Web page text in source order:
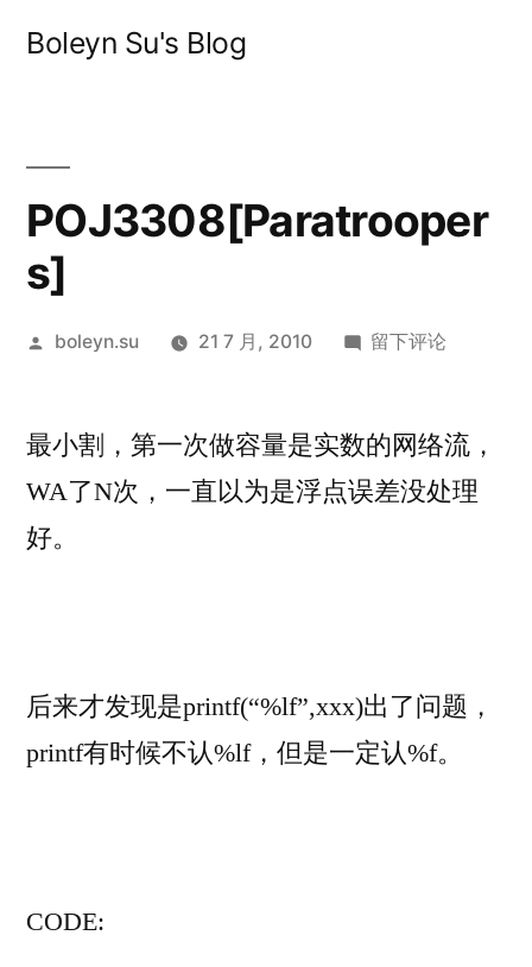
Boleyn Su's Blog
POJ3308[Paratrooper
s]
发
boleyn.su 21 7 月, 2010
于
留下评论
最小割，第一次做容量是实数的网络流，
WA了N次，一直以为是浮点误差没处理
好。
后来才发现是printf(“%lf”,xxx)出了问题，
printf有时候不认%lf，但是一定认%f。
CODE: